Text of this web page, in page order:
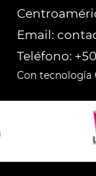
Email:
Teléfono:
Con tecnología